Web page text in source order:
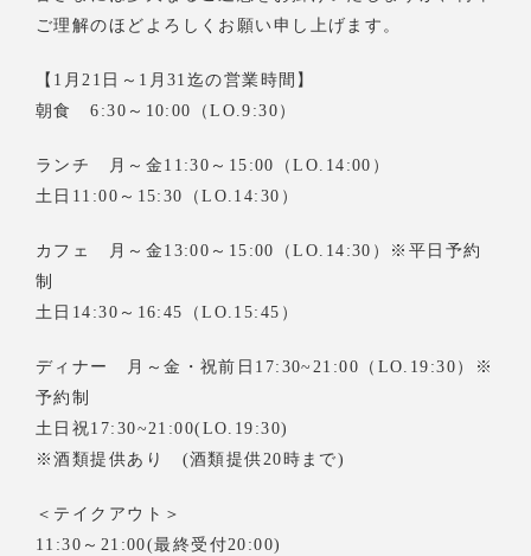
ご理解のほどよろしくお願い申し上げます。
【1月21日～1月31迄の営業時間】
朝食 6:30～10:00（LO.9:30）
ランチ 月～金11:30～15:00（LO.14:00）
土日11:00～15:30（LO.14:30）
カフェ 月～金13:00～15:00（LO.14:30）※平日予約
制
土日14:30～16:45（LO.15:45）
ディナー 月～金・祝前日17:30~21:00（LO.19:30）※
予約制
土日祝17:30~21:00(LO.19:30)
※酒類提供あり (酒類提供20時まで)
＜テイクアウト＞
11:30～21:00(最終受付20:00)